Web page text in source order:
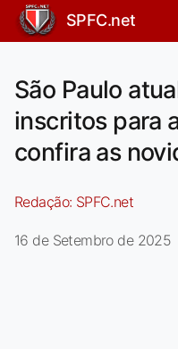
SPFC.net
São Paulo
inscritos para
confira as
Redação: SPFC.net
16 de Setembro de 2025